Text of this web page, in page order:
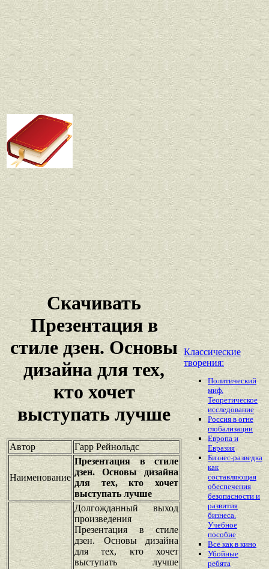
Скачивать
Презентация в
стиле дзен. Основы
дизайна для тех,
кто хочет
выступать лучше
Автор Гарр Рейнольдс
Наименование
Презентация в стиле
дзен. Основы дизайна
для тех, кто хочет
выступать лучше
Долгожданный выход
произведения
Презентация в стиле
дзен. Основы дизайна
для тех, кто хочет
выступать лучше
Классические
творения:
Политический
миф.
Теоретическое
исследование
Россия в огне
глобализации
Европа и
Евразия
Бизнес-разведка
как
составляющая
обеспечения
безопасности и
развития
бизнеса.
Учебное
пособие
Все как в кино
Убойные
ребята